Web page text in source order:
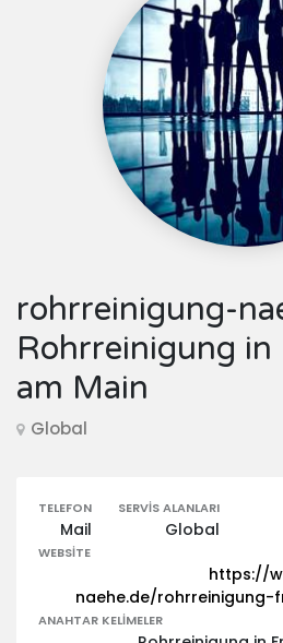
rohrreinigung-
Rohrreinigung
am Main
Global
TELEFON
Mail
SERVIS ALANLARI
Global
WEBSITE
https://
naehe.de/
ANAHTAR KELIMELER